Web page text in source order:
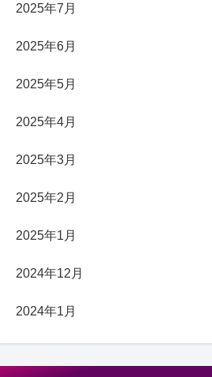
2025年7月
2025年6月
2025年5月
2025年4月
2025年3月
2025年2月
2025年1月
2024年12月
2024年1月